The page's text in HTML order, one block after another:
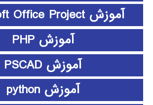
آموزش Microsoft Office Project
آموزش PHP
آموزش PSCAD
آموزش python